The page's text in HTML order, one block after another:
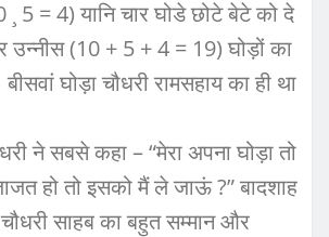
¸ 5 = 4) यानि चार घोडे छोटे बेटे को दे
उन्नीस (10 + 5 + 4 = 19) घोड़ों का
घोड़ा चौधरी रामसहाय का ही था
ने सबसे कहा – “मेरा अपना घोड़ा तो
हो तो इसको मैं ले जाऊं ?” बादशाह
साहब का बहुत सम्मान और